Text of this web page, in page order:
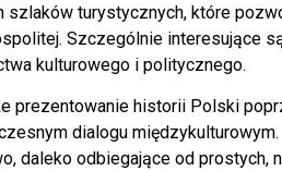
szlaków turystycznych, które
Szczególnie interesujące
kulturowego i politycznego.
prezentowanie historii Polski
dialogu
daleko odbiegające od prostych,